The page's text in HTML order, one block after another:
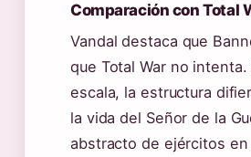
Comparación con Total
Vandal destaca que
que Total War no
escala, la estructura
la vida del Señor de la
abstracto de ejércitos